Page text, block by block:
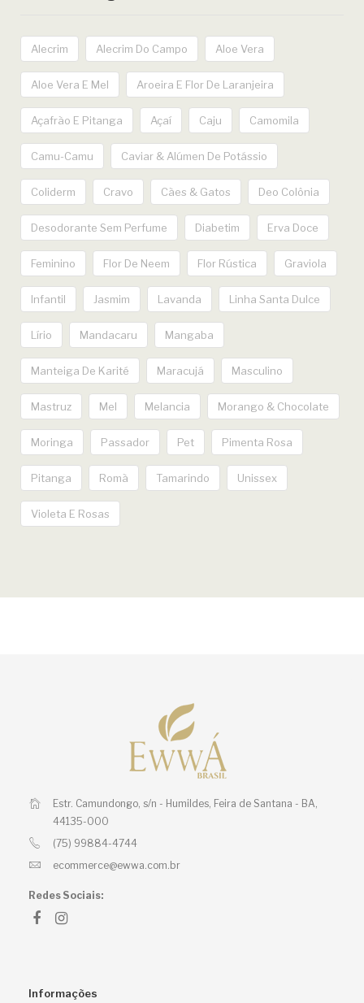
Alecrim Alecrim Do Campo Aloe Vera
Aloe Vera E Mel Aroeira E Flor De Laranjeira
Açafrão E Pitanga Açaí Caju Camomila
Camu-Camu Caviar & Alúmen De Potássio
Coliderm Cravo Cães & Gatos Deo Colônia
Desodorante Sem Perfume Diabetim Erva Doce
Feminino Flor De Neem Flor Rústica Graviola
Infantil Jasmim Lavanda Linha Santa Dulce
Lírio Mandacaru Mangaba
Manteiga De Karité Maracujá Masculino
Mastruz Mel Melancia Morango & Chocolate
Moringa Passador Pet Pimenta Rosa
Pitanga Romã Tamarindo Unissex
Violeta E Rosas
Estr. Camundongo, s/n - Humildes, Feira de Santana - BA,
44135-000
(75) 99884-4744
ecommerce@ewwa.com.br
Redes Sociais:
Informações